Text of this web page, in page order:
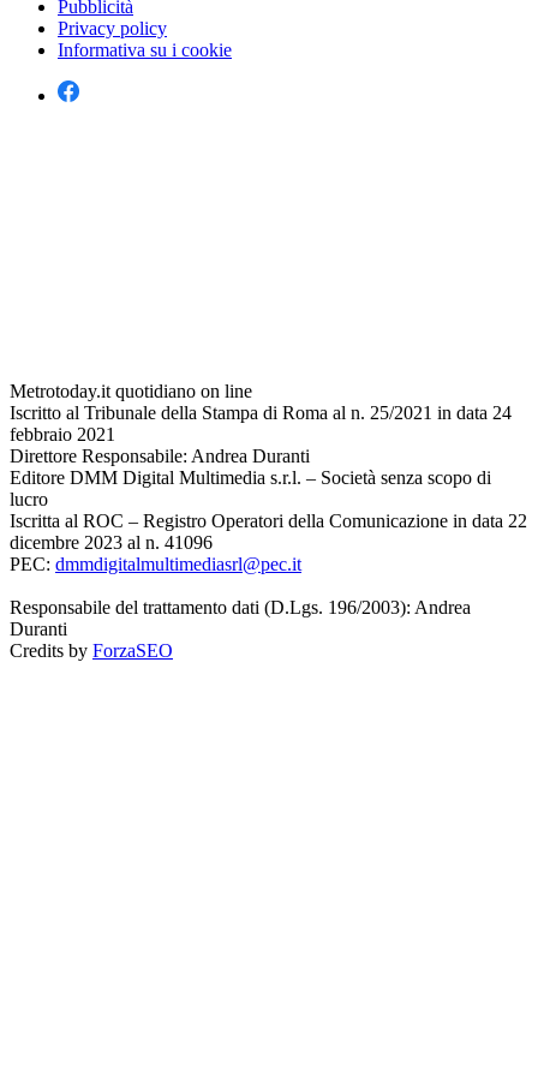
Pubblicità
Privacy policy
Informativa su i cookie
Metrotoday.it quotidiano on line
Iscritto al Tribunale della Stampa di Roma al n. 25/2021 in data 24
febbraio 2021
Direttore Responsabile: Andrea Duranti
Editore DMM Digital Multimedia s.r.l. – Società senza scopo di
lucro
Iscritta al ROC – Registro Operatori della Comunicazione in data 22
dicembre 2023 al n. 41096
PEC: dmmdigitalmultimediasrl@pec.it
Responsabile del trattamento dati (D.Lgs. 196/2003): Andrea
Duranti
Credits by ForzaSEO